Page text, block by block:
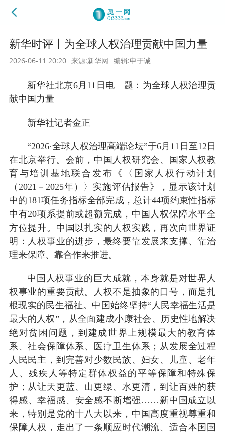
新华时评丨为全球人权治理贡献中国力量
2026-06-11 20:20 来源:新华网 编辑:申于诚
新华社北京6月11日电 题：为全球人权治理贡
献中国力量
新华社记者金正
“2026·全球人权治理高端论坛”于6月11日至12日
在北京举行。会前，中国人权研究会、国家人权教
育与培训基地联合发布《〈国家人权行动计划
（2021－2025年）〉实施评估报告》，显示该计划
中的181项任务指标全部完成，总计44项约束性指标
中有20项系提前或超额完成，中国人权保障水平全
方位提升。中国以扎实的人权实践，再次向世界证
明：人权事业的进步，最终要靠发展来支撑、靠治
理来保障、靠合作来推进。
中国人权事业的巨大成就，本身就是对世界人
权事业的重要贡献。人权不是抽象的口号，而是扎
根现实的民生福祉。中国始终坚持“人民幸福生活是
最大的人权”，从全面建成小康社会、历史性地解决
绝对贫困问题，到建成世界上规模最大的教育体
系、社会保障体系、医疗卫生体系；从发展全过程
人民民主，到完善对少数民族、妇女、儿童、老年
人、残疾人等特定群体权益的平等保障和特殊保
护；从让天更蓝、山更绿、水更清，到让百姓的获
得感、幸福感、安全感不断增强……新中国成立以
来，特别是党的十八大以来，中国高度重视尊重和
保障人权，走出了一条顺应时代潮流、适合本国国